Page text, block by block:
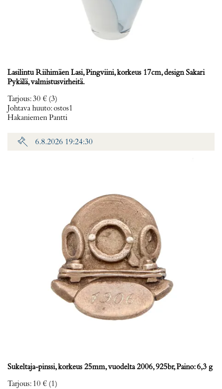
Lasilintu Riihimäen Lasi, Pingviini, korkeus 17cm, design Sakari
Pykälä, valmistusvirheitä.
Tarjous:30 € (3)
Johtava huuto:ostos1
Hakaniemen Pantti
6.8.2026 19:24:30
Sukeltaja-pinssi, korkeus 25mm, vuodelta 2006, 925br, Paino: 6,3 g
Tarjous: 10 € (1)